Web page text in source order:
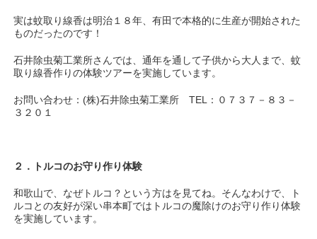
実は蚊取り線香は明治１８年、有田で本格的に生産が開始された
ものだったのです！
石井除虫菊工業所さんでは、通年を通して子供から大人まで、蚊
取り線香作りの体験ツアーを実施しています。
お問い合わせ：(株)石井除虫菊工業所 TEL：０７３７－８３－
３２０１
２．トルコのお守り作り体験
和歌山で、なぜトルコ？という方はを見てね。そんなわけで、ト
ルコとの友好が深い串本町ではトルコの魔除けのお守り作り体験
を実施しています。